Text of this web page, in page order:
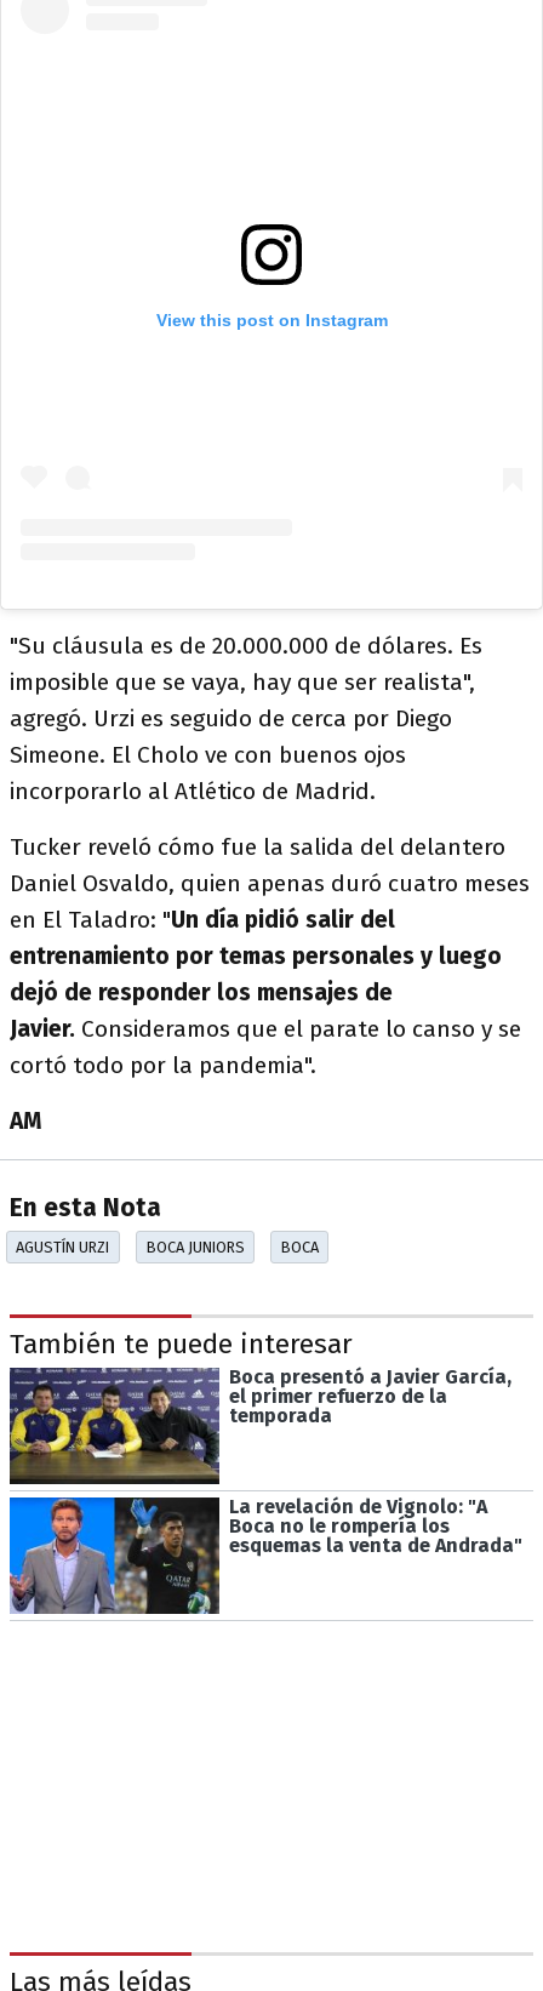
View this post on Instagram
"Su cláusula es de 20.000.000 de dólares. Es
imposible que se vaya, hay que ser realista",
agregó. Urzi es seguido de cerca por Diego
Simeone. El Cholo ve con buenos ojos
incorporarlo al Atlético de Madrid.
Tucker reveló cómo fue la salida del delantero
Daniel Osvaldo, quien apenas duró cuatro meses
en El Taladro: "Un día pidió salir del
entrenamiento por temas personales y luego
dejó de responder los mensajes de
Javier. Consideramos que el parate lo canso y se
cortó todo por la pandemia".
AM
En esta Nota
AGUSTÍN URZI BOCA JUNIORS BOCA
También te puede interesar
Boca presentó a Javier García,
el primer refuerzo de la
temporada
La revelación de Vignolo: "A
Boca no le rompería los
esquemas la venta de Andrada"
Las más leídas